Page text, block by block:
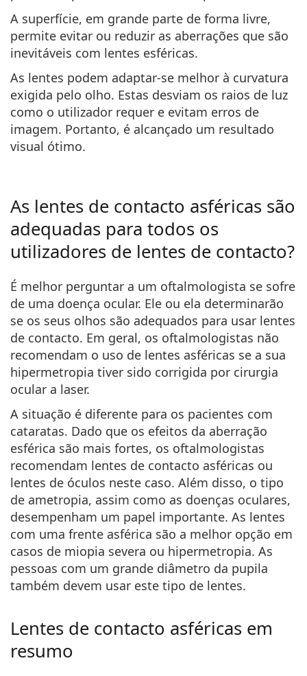
A superfície, em grande parte de forma livre,
permite evitar ou reduzir as aberrações que são
inevitáveis com lentes esféricas.
As lentes podem adaptar-se melhor à curvatura
exigida pelo olho. Estas desviam os raios de luz
como o utilizador requer e evitam erros de
imagem. Portanto, é alcançado um resultado
visual ótimo.
As lentes de contacto asféricas são
adequadas para todos os
utilizadores de lentes de contacto?
É melhor perguntar a um oftalmologista se sofre
de uma doença ocular. Ele ou ela determinarão
se os seus olhos são adequados para usar lentes
de contacto. Em geral, os oftalmologistas não
recomendam o uso de lentes asféricas se a sua
hipermetropia tiver sido corrigida por cirurgia
ocular a laser.
A situação é diferente para os pacientes com
cataratas. Dado que os efeitos da aberração
esférica são mais fortes, os oftalmologistas
recomendam lentes de contacto asféricas ou
lentes de óculos neste caso. Além disso, o tipo
de ametropia, assim como as doenças oculares,
desempenham um papel importante. As lentes
com uma frente asférica são a melhor opção em
casos de miopia severa ou hipermetropia. As
pessoas com um grande diâmetro da pupila
também devem usar este tipo de lentes.
Lentes de contacto asféricas em
resumo